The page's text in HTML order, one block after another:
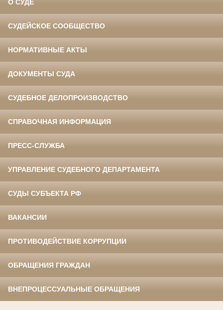
О СУДЕ
СУДЕЙСКОЕ СООБЩЕСТВО
НОРМАТИВНЫЕ АКТЫ
ДОКУМЕНТЫ СУДА
СУДЕБНОЕ ДЕЛОПРОИЗВОДСТВО
СПРАВОЧНАЯ ИНФОРМАЦИЯ
ПРЕСС-СЛУЖБА
УПРАВЛЕНИЕ СУДЕБНОГО ДЕПАРТАМЕНТА
СУДЫ СУБЪЕКТА РФ
ВАКАНСИИ
ПРОТИВОДЕЙСТВИЕ КОРРУПЦИИ
ОБРАЩЕНИЯ ГРАЖДАН
ВНЕПРОЦЕССУАЛЬНЫЕ ОБРАЩЕНИЯ